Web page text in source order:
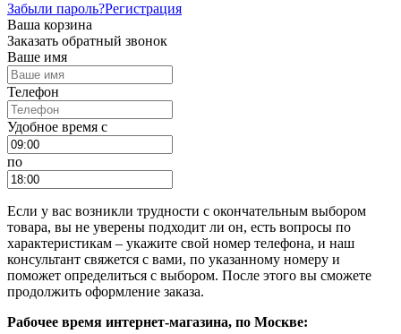
Забыли пароль?Регистрация
Ваша корзина
Заказать обратный звонок
Ваше имя
Телефон
Удобное время c
по
Если у вас возникли трудности с окончательным выбором
товара, вы не уверены подходит ли он, есть вопросы по
характеристикам – укажите свой номер телефона, и наш
консультант свяжется с вами, по указанному номеру и
поможет определиться с выбором. После этого вы сможете
продолжить оформление заказа.
Рабочее время интернет-магазина, по Москве: